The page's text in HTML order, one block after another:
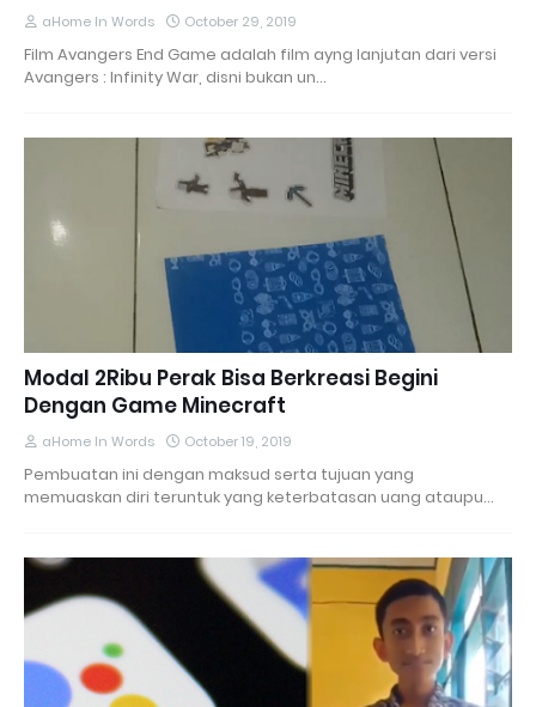
aHome In Words October 29, 2019
Film Avangers End Game adalah film ayng lanjutan dari versi
Avangers : Infinity War, disni bukan un…
Modal 2Ribu Perak Bisa Berkreasi Begini
Dengan Game Minecraft
aHome In Words October 19, 2019
Pembuatan ini dengan maksud serta tujuan yang
memuaskan diri teruntuk yang keterbatasan uang ataupu…